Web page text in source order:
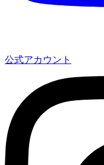
公式アカウント